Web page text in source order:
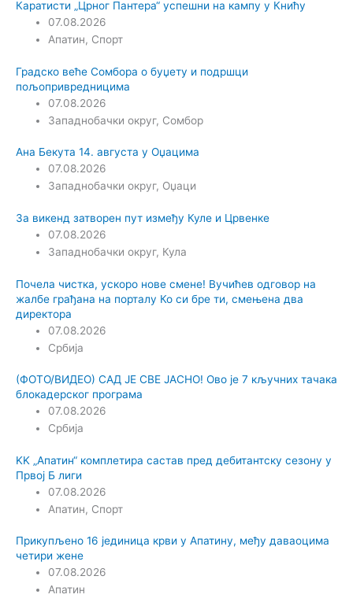
Каратисти „Црног Пантера“ успешни на кампу у Книћу
07.08.2026
Апатин, Спорт
Градско веће Сомбора о буџету и подршци
пољопривредницима
07.08.2026
Западнобачки округ, Сомбор
Ана Бекута 14. августа у Оџацима
07.08.2026
Западнобачки округ, Оџаци
За викенд затворен пут између Куле и Црвенке
07.08.2026
Западнобачки округ, Кула
Почела чистка, ускоро нове смене! Вучићев одговор на
жалбе грађана на порталу Ко си бре ти, смењена два
директора
07.08.2026
Србија
(ФОТО/ВИДЕО) САД ЈЕ СВЕ ЈАСНО! Ово је 7 кључних тачака
блокадерског програма
07.08.2026
Србија
KK „Апатин“ комплетира састав пред дебитантску сезону у
Првој Б лиги
07.08.2026
Апатин, Спорт
Прикупљено 16 јединица крви у Апатину, међу даваоцима
четири жене
07.08.2026
Апатин